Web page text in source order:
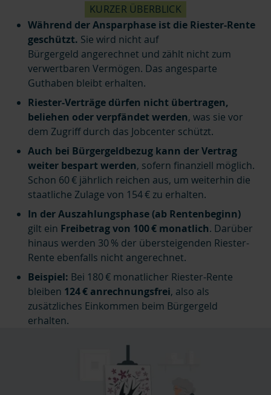
KURZER ÜBERBLICK
Während der Ansparphase ist die Riester-Rente
geschützt. Sie wird nicht auf
Bürgergeld angerechnet und zählt nicht zum
verwertbaren Vermögen. Das angesparte
Guthaben bleibt erhalten.
Riester-Verträge dürfen nicht übertragen,
beliehen oder verpfändet werden, was sie vor
dem Zugriff durch das Jobcenter schützt.
Auch bei Bürgergeldbezug kann der Vertrag
weiter bespart werden, sofern finanziell möglich.
Schon 60 € jährlich reichen aus, um weiterhin die
staatliche Zulage von 154 € zu erhalten.
In der Auszahlungsphase (ab Rentenbeginn)
gilt ein Freibetrag von 100 € monatlich. Darüber
hinaus werden 30 % der übersteigenden Riester-
Rente ebenfalls nicht angerechnet.
Beispiel: Bei 180 € monatlicher Riester-Rente
bleiben 124 € anrechnungsfrei, also als
zusätzliches Einkommen beim Bürgergeld
erhalten.